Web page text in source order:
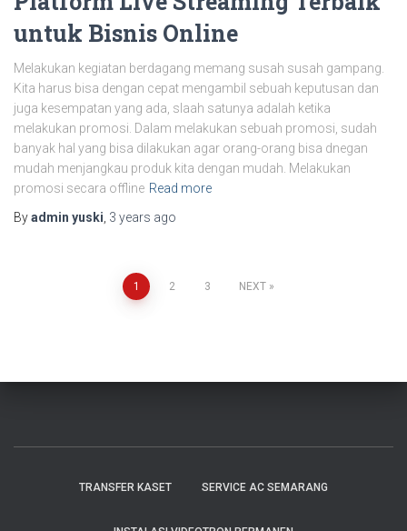
untuk Bisnis Online
Melakukan kegiatan berdagang memang susah susah gampang.
Kita harus bisa dengan cepat mengambil sebuah keputusan dan
juga kesempatan yang ada, slaah satunya adalah ketika
melakukan promosi. Dalam melakukan sebuah promosi, sudah
banyak hal yang bisa dilakukan agar orang-orang bisa dnegan
mudah menjangkau produk kita dengan mudah. Melakukan
promosi secara offline Read more
Byadmin yuski 3 years ago
1 2 3 NEXT
TRANSFER KASET SERVICE AC SEMARANG